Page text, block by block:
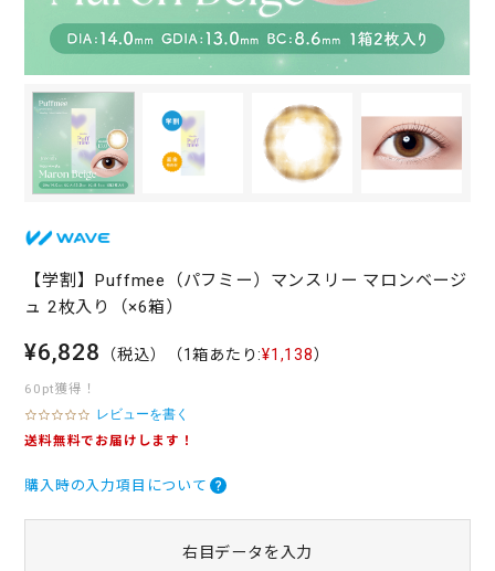
【学割】Puffmee（パフミー）マンスリー マロンベージ
ュ 2枚入り（×6箱）
¥6,828 （税込） （1箱あたり:¥1,138）
60pt獲得！
0
.
t
レビューを書く
送料無料でお届けします！
購入時の入力項目について
右目データを入力